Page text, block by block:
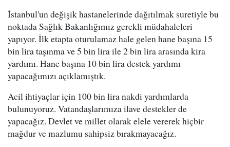
İstanbul'un değişik hastanelerinde dağıtılmak suretiyle bu
noktada Sağlık Bakanlığımız gerekli müdahaleleri
yapıyor. İlk etapta oturulamaz hale gelen hane başına 15
bin lira taşınma ve 5 bin lira ile 2 bin lira arasında kira
yardımı. Hane başına 10 bin lira destek yardımı
yapacağımızı açıklamıştık.
Acil ihtiyaçlar için 100 bin lira nakdi yardımlarda
bulunuyoruz. Vatandaşlarımıza ilave destekler de
yapacağız. Devlet ve millet olarak elele vererek hiçbir
mağdur ve mazlumu sahipsiz bırakmayacağız.